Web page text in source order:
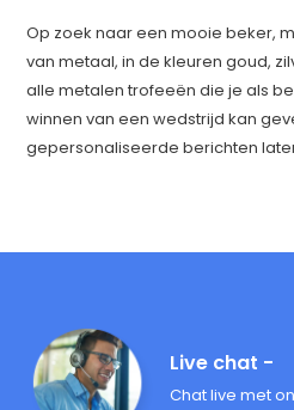
Op zoek naar een mooie beker,
van metaal, in de kleuren goud,
alle metalen trofeeën die je als
winnen van een wedstrijd kan
gepersonaliseerde berichten
Live chat -
Chat live met